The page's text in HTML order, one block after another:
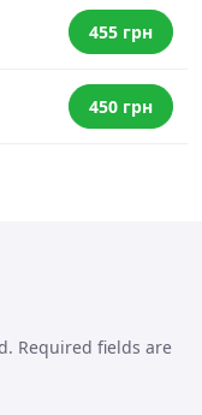
455 грн
450 грн
Required fields are